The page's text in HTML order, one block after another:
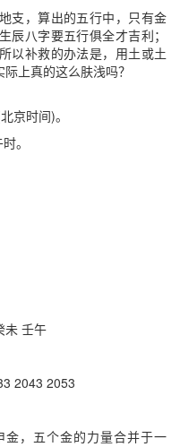
支，算出的五行中，只有金
辰八字要五行俱全才吉利；
以补救的办法是，用土或土
上真的这么肤浅吗？
京时间)。
。
未 壬午
2043 2053
，五个金的力量合并于一